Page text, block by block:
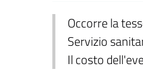
Occorre la
Servizio
Il costo